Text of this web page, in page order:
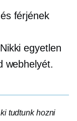
férjének
egyetlen
webhelyét.
tudtunk hozni